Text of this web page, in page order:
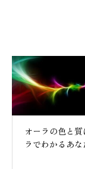
オーラの色と質
ラでわかるあ